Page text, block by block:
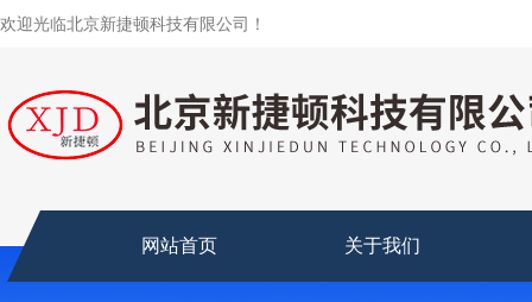
欢迎光临北京新捷顿科技有限公司！
网站首页 关于我们